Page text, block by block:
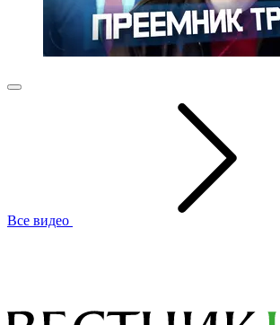
Все видео